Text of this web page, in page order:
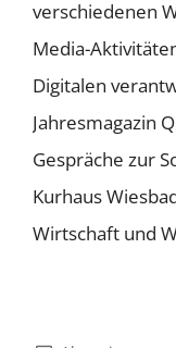
verschiedenen
Media-
Digitalen
Jahresmagazin
Gespräche zur
Kurhaus
Wirtschaft und